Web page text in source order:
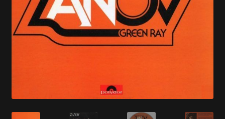
En savoir +